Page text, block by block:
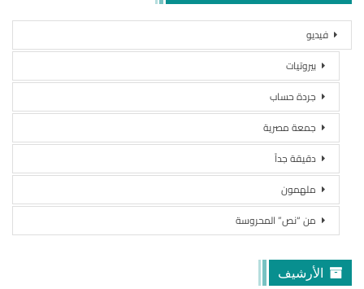
فيديو
بيروتيات
جردة حساب
جمعة مصرية
دقيقة جداً
ملهمون
من “نص” المحروسة
الأرشيف